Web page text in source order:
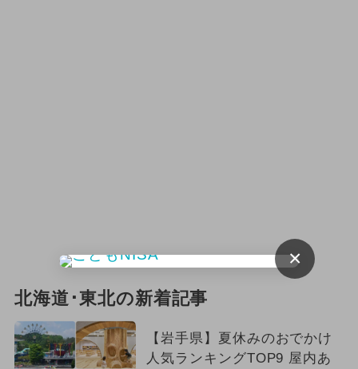
2026年4月のイベント
夏休み（日帰り）
北海道･東北の新着記事
【岩手県】夏休みのおでかけ
人気ランキングTOP9 屋内あ
×